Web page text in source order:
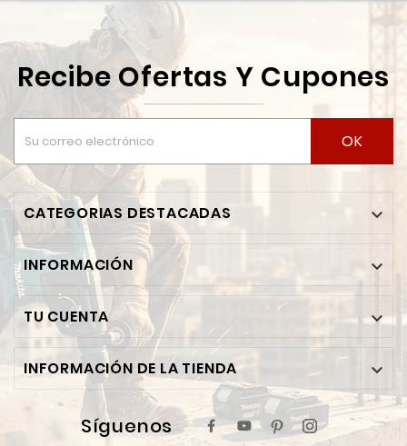
Recibe Ofertas Y Cupones
OK
CATEGORIAS DESTACADAS 
INFORMACIÓN 
TU CUENTA 
INFORMACIÓN DE LA TIENDA 
Síguenos